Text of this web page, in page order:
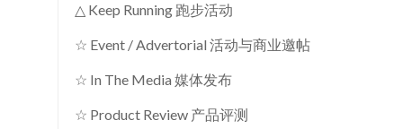
△ Keep Running 跑步活动
☆ Event / Advertorial 活动与商业邀帖
☆ In The Media 媒体发布
☆ Product Review 产品评测